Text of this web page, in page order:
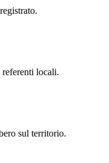
referenti locali.
sul territorio.